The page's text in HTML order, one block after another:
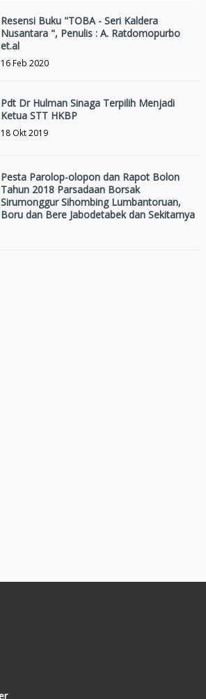
Resensi Buku "TOBA - Seri Kaldera
Nusantara ", Penulis : A. Ratdomopurbo
et.al
16 Feb 2020
Pdt Dr Hulman Sinaga Terpilih Menjadi
Ketua STT HKBP
18 Okt 2019
Pesta Parolop-olopon dan Rapot Bolon
Tahun 2018 Parsadaan Borsak
Sirumonggur Sihombing Lumbantoruan,
Boru dan Bere Jabodetabek dan Sekitarnya